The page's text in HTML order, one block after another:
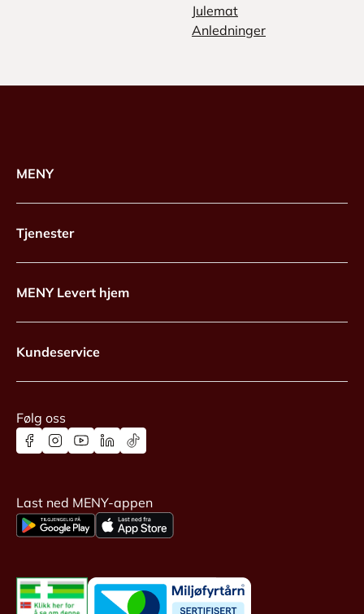
Julemat
Anledninger
MENY
Tjenester
MENY Levert hjem
Kundeservice
Følg oss
Last ned MENY-appen